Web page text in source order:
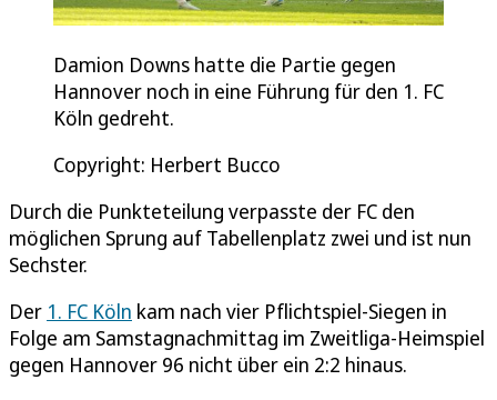
Damion Downs hatte die Partie gegen
Hannover noch in eine Führung für den 1. FC
Köln gedreht.
Copyright: Herbert Bucco
Durch die Punkteteilung verpasste der FC den
möglichen Sprung auf Tabellenplatz zwei und ist nun
Sechster.
Der 1. FC Köln kam nach vier Pflichtspiel-Siegen in
Folge am Samstagnachmittag im Zweitliga-Heimspiel
gegen Hannover 96 nicht über ein 2:2 hinaus.